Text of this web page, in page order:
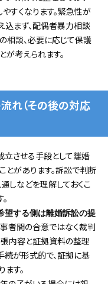
すくなります。緊急性が
込まず、配偶者暴力相談
相談、必要に応じて保護
考えられます。
れ（その後の対応
立させる手段として離婚
とがあります。訴訟で判断
しなどを理解しておくこ
望する側は離婚訴訟の提
者間の合意ではなく裁判
内容と証拠資料の整理
続が形式的で、証拠に基
す。